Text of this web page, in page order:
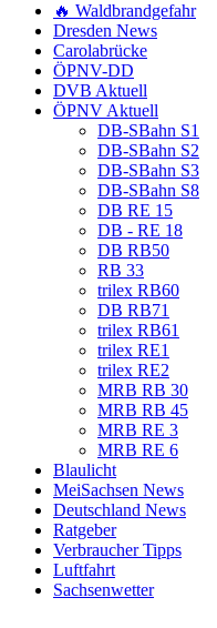
🔥 Waldbrandgefahr
Dresden News
Carolabrücke
ÖPNV-DD
DVB Aktuell
ÖPNV Aktuell
DB-SBahn S1
DB-SBahn S2
DB-SBahn S3
DB-SBahn S8
DB RE 15
DB - RE 18
DB RB50
RB 33
trilex RB60
DB RB71
trilex RB61
trilex RE1
trilex RE2
MRB RB 30
MRB RB 45
MRB RE 3
MRB RE 6
Blaulicht
MeiSachsen News
Deutschland News
Ratgeber
Verbraucher Tipps
Luftfahrt
Sachsenwetter